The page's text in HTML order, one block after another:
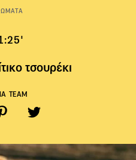
τσουρέκι
TEAM